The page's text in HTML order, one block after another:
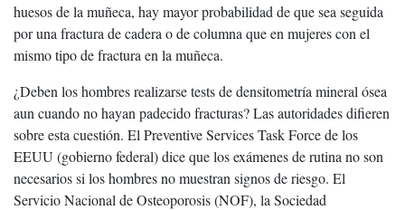
huesos de la muñeca, hay mayor probabilidad de que sea seguida
por una fractura de cadera o de columna que en mujeres con el
mismo tipo de fractura en la muñeca.
¿Deben los hombres realizarse tests de densitometría mineral ósea
aun cuando no hayan padecido fracturas? Las autoridades difieren
sobre esta cuestión. El Preventive Services Task Force de los
EEUU (gobierno federal) dice que los exámenes de rutina no son
necesarios si los hombres no muestran signos de riesgo. El
Servicio Nacional de Osteoporosis (NOF), la Sociedad